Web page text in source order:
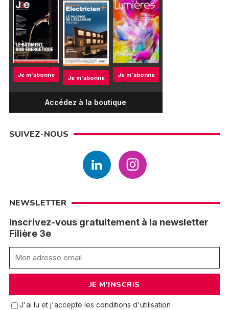
Je m'abonne Je m'abonne Je m'abonne
Accédez à la boutique
SUIVEZ-NOUS
NEWSLETTER
Inscrivez-vous gratuitement à la newsletter
Filière 3e
J'ai lu et j'accepte les conditions d'utilisation